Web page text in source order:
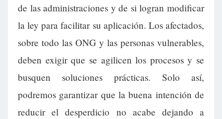
de las administraciones y de si logran modificar
la ley para facilitar su aplicación. Los afectados,
sobre todo las ONG y las personas vulnerables,
deben exigir que se agilicen los procesos y se
busquen soluciones prácticas. Solo así,
podremos garantizar que la buena intención de
reducir el desperdicio no acabe dejando a